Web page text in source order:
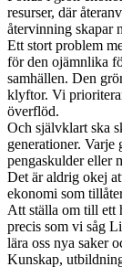
resurser, där
återvinning skapar
Ett stort problem
för den ojämnlika
samhällen. Den
klyftor. Vi
överflöd.
Och självklart ska
generationer. Varje
pengaskulder eller
Det är aldrig okej
ekonomi som
Att ställa om till ett
precis som vi såg
lära oss nya saker
Kunskap,